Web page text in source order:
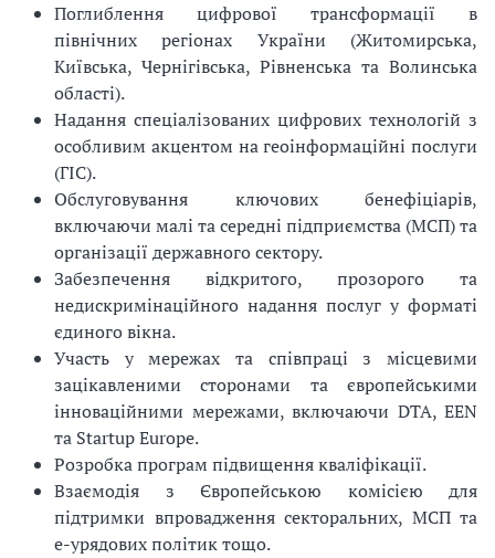
Поглиблення цифрової трансформації в
північних регіонах України (Житомирська,
Київська, Чернігівська, Рівненська та Волинська
області).
Надання спеціалізованих цифрових технологій з
особливим акцентом на геоінформаційні послуги
(ГІС).
Обслуговування ключових бенефіціарів,
включаючи малі та середні підприємства (МСП) та
організації державного сектору.
Забезпечення відкритого, прозорого та
недискримінаційного надання послуг у форматі
єдиного вікна.
Участь у мережах та співпраці з місцевими
зацікавленими сторонами та європейськими
інноваційними мережами, включаючи DTA, EEN
та Startup Europe.
Розробка програм підвищення кваліфікації.
Взаємодія з Європейською комісією для
підтримки впровадження секторальних, МСП та
е-урядових політик тощо.